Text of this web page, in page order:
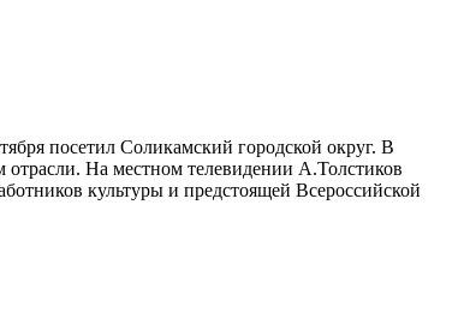
посетил Соликамский городской округ. В
отрасли. На местном телевидении А.Толстиков
культуры и предстоящей Всероссийской